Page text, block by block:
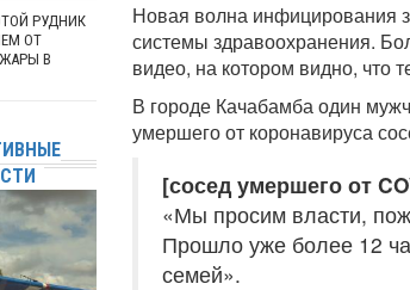
Новая волна инфицирования
системы здравоохранения.
видео, на котором видно, что
В городе Качабамба один
умершего от коронавируса
[сосед умершего от
«Мы просим власти,
Прошло уже более 12
семей».
РУДНИК
ОТ
В